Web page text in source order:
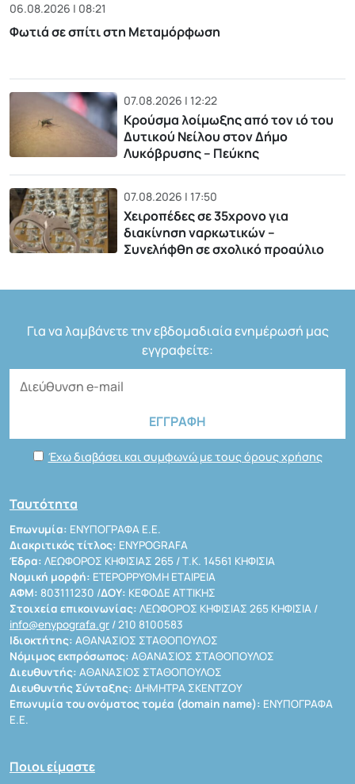
06.08.2026 | 08:21
Φωτιά σε σπίτι στη Μεταμόρφωση
07.08.2026 | 12:22
Κρούσμα λοίμωξης από τον ιό του
Δυτικού Νείλου στον Δήμο
Λυκόβρυσης – Πεύκης
07.08.2026 | 17:50
Χειροπέδες σε 35χρονο για
διακίνηση ναρκωτικών –
Συνελήφθη σε σχολικό προαύλιο
Για να λαμβάνετε την εβδομαδιαία ενημέρωσή μας
εγγραφείτε:
Έχω διαβάσει και συμφωνώ με τους όρους χρήσης
Ταυτότητα
Επωνυμία: ΕΝΥΠΟΓΡΑΦΑ Ε.Ε.
Διακριτικός τίτλος: ENYPOGRAFA
Έδρα: ΛΕΩΦΟΡΟΣ ΚΗΦΙΣΙΑΣ 265 / Τ.Κ. 14561 ΚΗΦΙΣΙΑ
Νομική μορφή: ΕΤΕΡΟΡΡΥΘΜΗ ΕΤΑΙΡΕΙΑ
ΑΦΜ: 803111230 /ΔΟΥ: ΚΕΦΟΔΕ ΑΤΤΙΚΗΣ
Στοιχεία επικοινωνίας: ΛΕΩΦΟΡΟΣ ΚΗΦΙΣΙΑΣ 265 ΚΗΦΙΣΙΑ /
info@enypografa.gr / 210 8100583
Ιδιοκτήτης: ΑΘΑΝΑΣΙΟΣ ΣΤΑΘΟΠΟΥΛΟΣ
Νόμιμος εκπρόσωπος: ΑΘΑΝΑΣΙΟΣ ΣΤΑΘΟΠΟΥΛΟΣ
Διευθυντής: ΑΘΑΝΑΣΙΟΣ ΣΤΑΘΟΠΟΥΛΟΣ
Διευθυντής Σύνταξης: ΔΗΜΗΤΡΑ ΣΚΕΝΤΖΟΥ
Επωνυμία του ονόματος τομέα (domain name): ΕΝΥΠΟΓΡΑΦΑ
Ε.Ε.
Ποιοι είμαστε